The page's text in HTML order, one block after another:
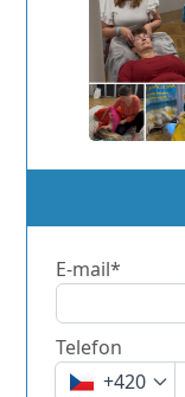
E-mail*
Telefon
+420